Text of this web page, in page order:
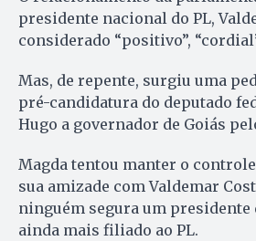
presidente nacional do PL,
considerado “positivo”,
Mas, de repente, surgiu uma
pré-candidatura do deputado
Hugo a governador de Goiás
Magda tentou manter o
sua amizade com Valdemar
ninguém segura um presidente
ainda mais filiado ao PL.